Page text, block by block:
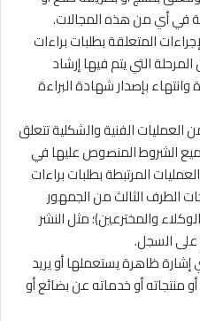
في أي من هذه المجالات.
المتعلقة بطلبات براءات
التي يتم فيها إرشاد
بإصدار شهادة البراءة
الفنية والشكلية تتعلق
الشروط المنصوص عليها في
المرتبطة بطلبات براءات
الطرف الثالث من الجمهور
والمخترعين)؛ مثل النشر
على السجل.
إشارة ظاهرة يستعملها أو يريد
منتجاته أو خدماته عن بضائع أو